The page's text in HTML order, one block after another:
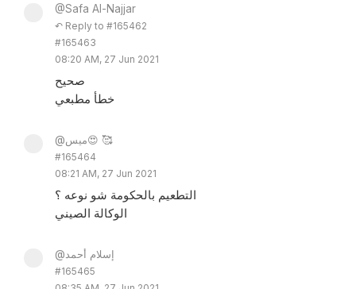
@Safa Al-Najjar
↶ Reply to #165462
#165463
08:20 AM, 27 Jun 2021
صحيح
خطأ مطبعي
@ميس😍 🥰
#165464
08:21 AM, 27 Jun 2021
التطعيم بالحكومة شو نوعه ؟
الوكالة الصيني
@إسلام أحمد
#165465